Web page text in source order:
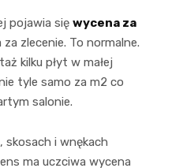
pojawia się wycena za
zlecenie. To normalne.
kilku płyt w małej
tyle samo za m2 co
salonie.
skosach i wnękach
ma uczciwa wycena